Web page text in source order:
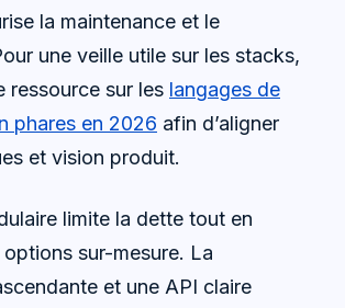
la maintenance et le
une veille utile sur les stacks,
ressource sur les langages de
phares en 2026 afin d’aligner
et vision produit.
limite la dette tout en
sur-mesure. La
et une API claire